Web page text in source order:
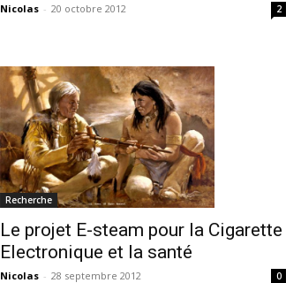
Nicolas - 20 octobre 2012 2
Recherche
Le projet E-steam pour la Cigarette
Electronique et la santé
Nicolas - 28 septembre 2012 0